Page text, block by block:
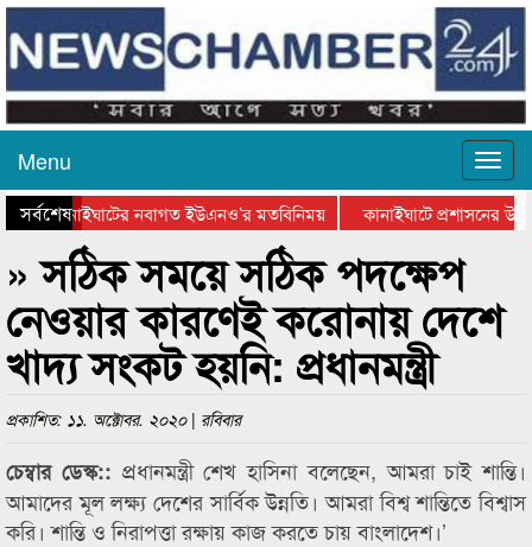
Menu
সর্বশেষ
কানাইঘাটের নবাগত ইউএনও’র মতবিনিময়
কানাইঘাটে প্রশাসনের
বিভাগীয় অভিনয় কর্মশালা সম্পন্ন
আবারো লোভার জব্দকৃত পাথর চুরি করে
» সঠিক সময়ে সঠিক পদক্ষেপ
নেওয়ার কারণেই করোনায় দেশে
খাদ্য সংকট হয়নি: প্রধানমন্ত্রী
প্রকাশিত: ১১. অক্টোবর. ২০২০ | রবিবার
চেম্বার ডেস্ক:: প্রধানমন্ত্রী শেখ হাসিনা বলেছেন, আমরা চাই শান্তি।
আমাদের মূল লক্ষ্য দেশের সার্বিক উন্নতি। আমরা বিশ্ব শান্তিতে বিশ্বাস
করি। শান্তি ও নিরাপত্তা রক্ষায় কাজ করতে চায় বাংলাদেশ।’